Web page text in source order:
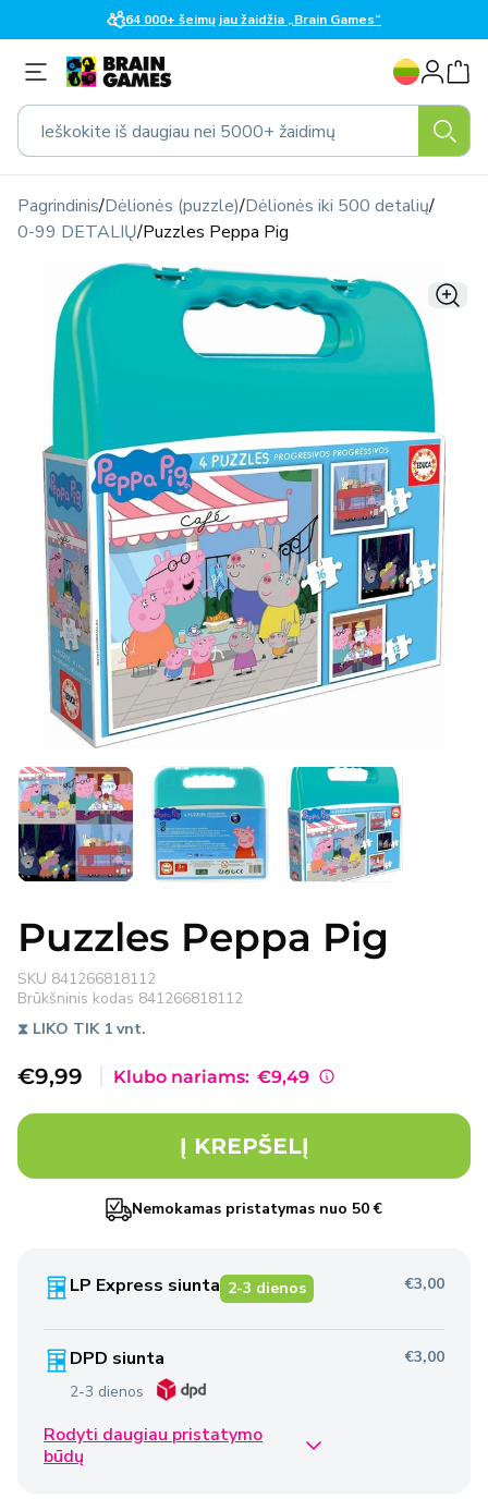
turinį
64 000+ šeimų jau žaidžia „Brain Games“
Ieškokite iš daugiau nei 5000+ žaidimų
K
a
b
a
Prisijungti
Pagrindinis/Dėlionės (puzzle)/Dėlionės iki 500 detalių/
0-99 DETALIŲ/Puzzles Peppa Pig
mediją
modaliniame
lange
Puzzles Peppa Pig
SKU 841266818112
Brūkšninis kodas 841266818112
⧗ LIKO TIK 1 vnt.
Išpardavimo
€9,99 Klubo nariams: €9,49
Į KREPŠELĮ
Nemokamas pristatymas nuo 50 €
LP Express siunta 2-3 dienos €3,00
DPD siunta
2-3 dienos
€3,00
Omniva siunta
Rodyti daugiau pristatymo
būdų